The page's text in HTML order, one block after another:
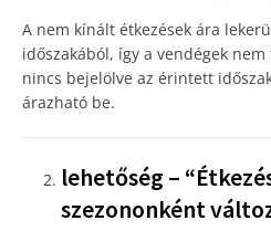
A nem kínált étkezések ára
időszakából, így a vendégek
nincs bejelölve az érintett
árazható be.
lehetőség –
szezononként